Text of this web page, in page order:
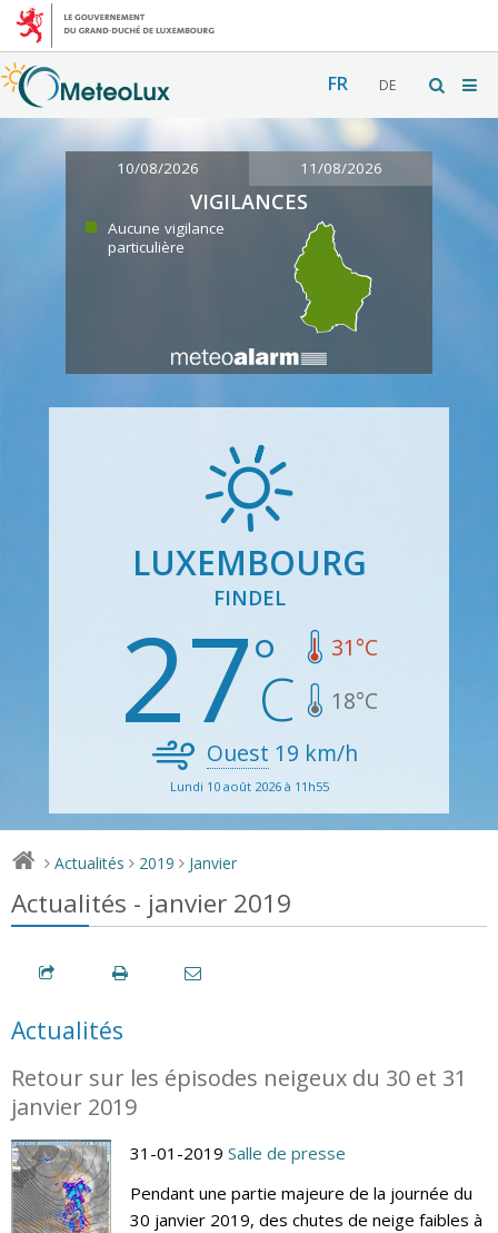
FR DE
10/08/2026 11/08/2026
VIGILANCES
Aucune vigilance
particulière
LUXEMBOURG
FINDEL
27 31°C
18°C
Ouest 19 km/h
Lundi 10 août 2026 à 11h55
> Actualités > 2019 > Janvier
Actualités - janvier 2019
Actualités
Retour sur les épisodes neigeux du 30 et 31
janvier 2019
31-01-2019 Salle de presse
Pendant une partie majeure de la journée du
30 janvier 2019, des chutes de neige faibles à